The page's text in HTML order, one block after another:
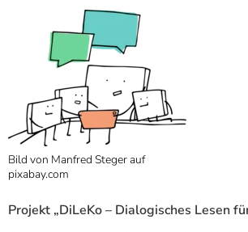
Bild von Manfred Steger auf
pixabay.com
Projekt „DiLeKo – Dialogisches Lesen